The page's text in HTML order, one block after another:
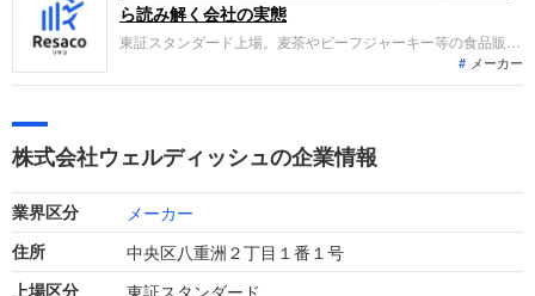
ら読み解く会社の実態
東証スタンダード上場。麦茶やビーフジャーキー等の食品販売
や介護施設向けサービスを行うウェルネス事業、医療化粧品を
扱うメディカルコスメ事業を展開しています。決算期変更に伴
メーカー
株式会社ウェルディッシュの企業情報
業界区分 メーカー
住所 中央区八重洲２丁目１番１号
上場区分 東証スタンダード